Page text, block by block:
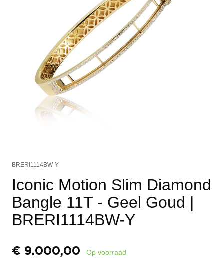
BRERI1114BW-Y
Iconic Motion Slim Diamond
Bangle 11T - Geel Goud |
BRERI1114BW-Y
€ 9.000,00 Op voorraad